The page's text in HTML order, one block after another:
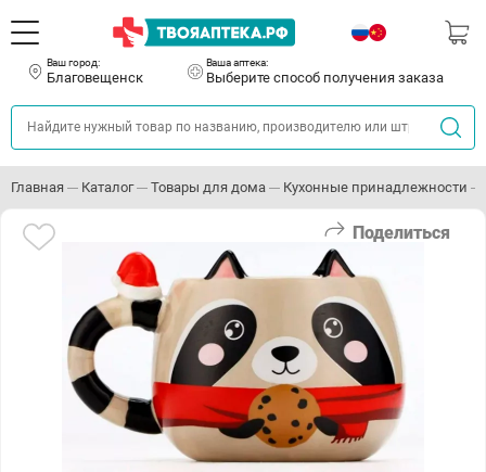
Ваш город:
Благовещенск
Ваша аптека:
Выберите способ получения заказа
Главная Каталог Товары для дома Кухонные принадлежности
Поделиться